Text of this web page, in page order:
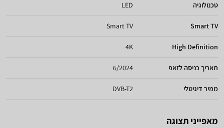
טכנולוגיה LED
Smart TV
Smart TV
High Definition
4K
תאריך כניסה לזאפ 6/2024
ממיר דיגיטלי DVB-T2
מאפייני תצוגה